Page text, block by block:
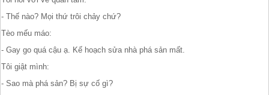
- Thế nào? Mọi thứ trôi chảy chứ?
Tèo mếu máo:
- Gay go quá cậu ạ. Kế hoạch sửa nhà phá sản mất.
Tôi giật mình:
- Sao mà phá sản? Bị sự cố gì?